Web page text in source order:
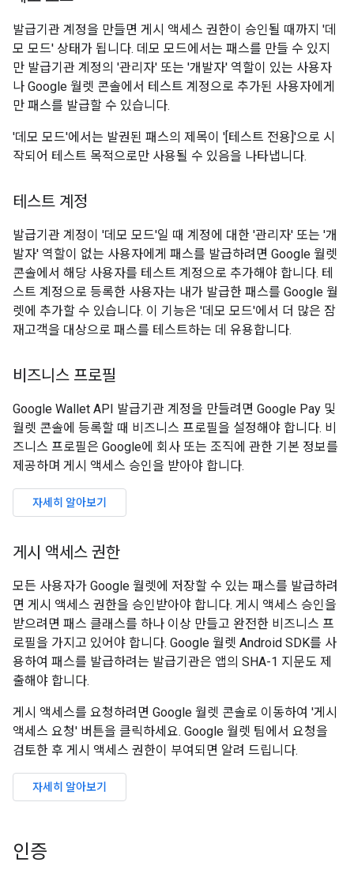
발급기관 계정을 만들면 게시 액세스 권한이 승인될 때까지 '데
모 모드' 상태가 됩니다. 데모 모드에서는 패스를 만들 수 있지
만 발급기관 계정의 '관리자' 또는 '개발자' 역할이 있는 사용자
나 Google 월렛 콘솔에서 테스트 계정으로 추가된 사용자에게
만 패스를 발급할 수 있습니다.
'데모 모드'에서는 발권된 패스의 제목이 '[테스트 전용]'으로 시
작되어 테스트 목적으로만 사용될 수 있음을 나타냅니다.
테스트 계정
발급기관 계정이 '데모 모드'일 때 계정에 대한 '관리자' 또는 '개
발자' 역할이 없는 사용자에게 패스를 발급하려면 Google 월렛
콘솔에서 해당 사용자를 테스트 계정으로 추가해야 합니다. 테
스트 계정으로 등록한 사용자는 내가 발급한 패스를 Google 월
렛에 추가할 수 있습니다. 이 기능은 '데모 모드'에서 더 많은 잠
재고객을 대상으로 패스를 테스트하는 데 유용합니다.
비즈니스 프로필
Google Wallet API 발급기관 계정을 만들려면 Google Pay 및
월렛 콘솔에 등록할 때 비즈니스 프로필을 설정해야 합니다. 비
즈니스 프로필은 Google에 회사 또는 조직에 관한 기본 정보를
제공하며 게시 액세스 승인을 받아야 합니다.
자세히 알아보기
게시 액세스 권한
모든 사용자가 Google 월렛에 저장할 수 있는 패스를 발급하려
면 게시 액세스 권한을 승인받아야 합니다. 게시 액세스 승인을
받으려면 패스 클래스를 하나 이상 만들고 완전한 비즈니스 프
로필을 가지고 있어야 합니다. Google 월렛 Android SDK를 사
용하여 패스를 발급하려는 발급기관은 앱의 SHA-1 지문도 제
출해야 합니다.
게시 액세스를 요청하려면 Google 월렛 콘솔로 이동하여 '게시
액세스 요청' 버튼을 클릭하세요. Google 월렛 팀에서 요청을
검토한 후 게시 액세스 권한이 부여되면 알려 드립니다.
자세히 알아보기
인증